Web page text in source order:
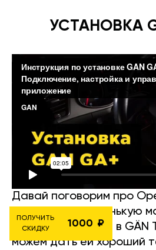
УСТАНОВКА
Давай поговорим про
1.0i 54 л.с. — маленькую
сердцем, и как мы в GÄN
можем дать ей хороший
ПОЛУЧИТЬ
СКИДКУ
1000